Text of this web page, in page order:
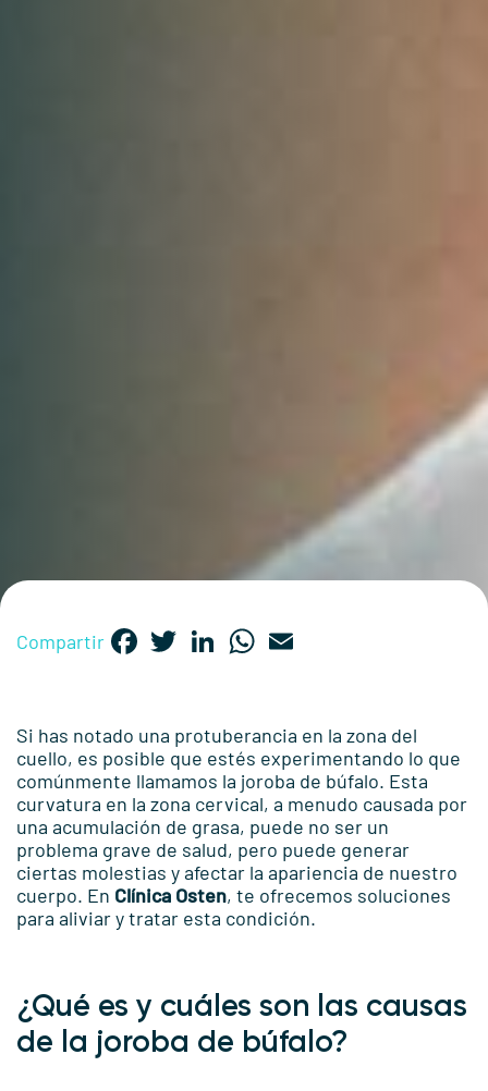
Compartir Facebook
TwitterLinkedInWhatsApp
Si has notado una protuberancia en la zona del
cuello, es posible que estés experimentando lo que
comúnmente llamamos la joroba de búfalo. Esta
curvatura en la zona cervical, a menudo causada por
una acumulación de grasa, puede no ser un
problema grave de salud, pero puede generar
ciertas molestias y afectar la apariencia de nuestro
cuerpo. En Clínica Osten, te ofrecemos soluciones
para aliviar y tratar esta condición.
¿Qué es y cuáles son las causas
de la joroba de búfalo?